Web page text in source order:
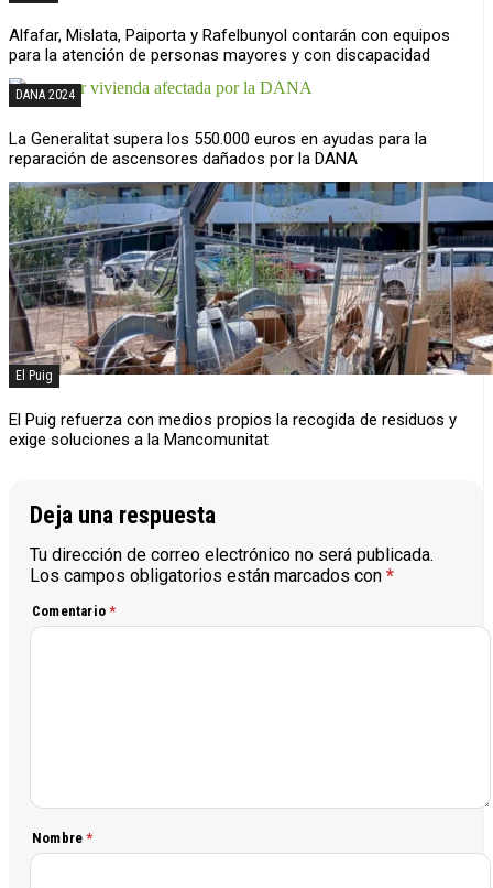
Alfafar, Mislata, Paiporta y Rafelbunyol contarán con equipos
para la atención de personas mayores y con discapacidad
DANA 2024
La Generalitat supera los 550.000 euros en ayudas para la
reparación de ascensores dañados por la DANA
El Puig
El Puig refuerza con medios propios la recogida de residuos y
exige soluciones a la Mancomunitat
Deja una respuesta
Tu dirección de correo electrónico no será publicada.
Los campos obligatorios están marcados con *
Comentario*
Nombre*